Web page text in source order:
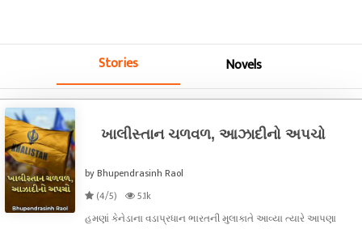
Stories Novels
ખાલીસ્તાન ચળવળ, આઝાદીનો અપચો
by Bhupendrasinh Raol
(4/5)
5.1k
હમણાં કેનેડાના વડાપ્રધાન ભારતની મુલાકાતે આવ્યા ત્યારે આપણા